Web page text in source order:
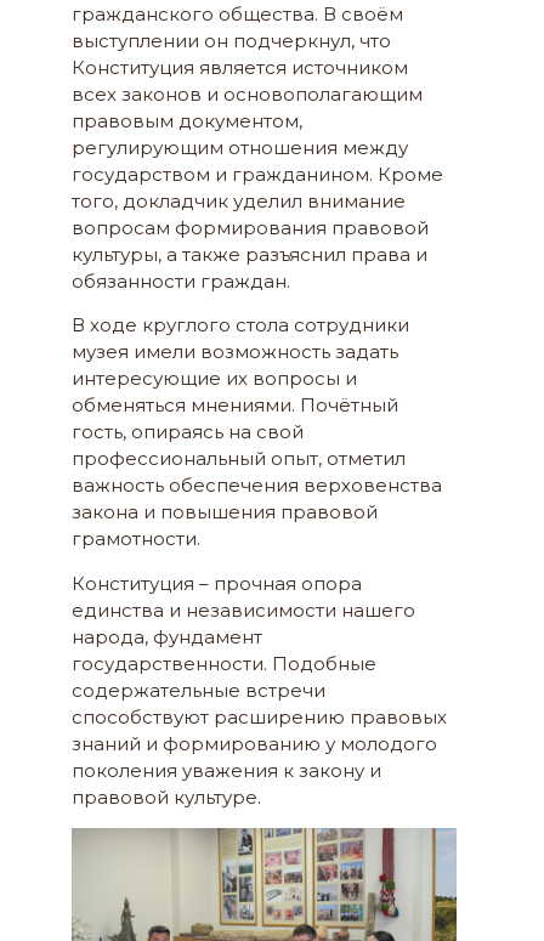
гражданского общества. В своём
выступлении он подчеркнул, что
Конституция является источником
всех законов и основополагающим
правовым документом,
регулирующим отношения между
государством и гражданином. Кроме
того, докладчик уделил внимание
вопросам формирования правовой
культуры, а также разъяснил права и
обязанности граждан.
В ходе круглого стола сотрудники
музея имели возможность задать
интересующие их вопросы и
обменяться мнениями. Почётный
гость, опираясь на свой
профессиональный опыт, отметил
важность обеспечения верховенства
закона и повышения правовой
грамотности.
Конституция – прочная опора
единства и независимости нашего
народа, фундамент
государственности. Подобные
содержательные встречи
способствуют расширению правовых
знаний и формированию у молодого
поколения уважения к закону и
правовой культуре.